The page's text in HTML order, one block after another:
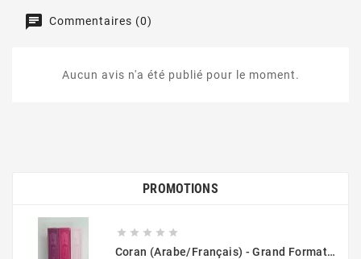
Commentaires (0)
Aucun avis n'a été publié pour le moment.
PROMOTIONS
    
Coran (Arabe/Français) - Grand Format 17x25 - Couverture Daim - Pages Dorées